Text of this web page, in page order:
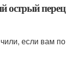
острый перец
если вам по